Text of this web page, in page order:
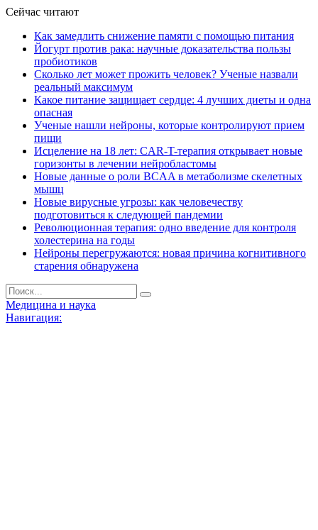
Сейчас читают
Как замедлить снижение памяти с помощью питания
Йогурт против рака: научные доказательства пользы
пробиотиков
Сколько лет может прожить человек? Ученые назвали
реальный максимум
Какое питание защищает сердце: 4 лучших диеты и одна
опасная
Ученые нашли нейроны, которые контролируют прием
пищи
Исцеление на 18 лет: CAR-T-терапия открывает новые
горизонты в лечении нейробластомы
Новые данные о роли BCAA в метаболизме скелетных
мышц
Новые вирусные угрозы: как человечеству
подготовиться к следующей пандемии
Революционная терапия: одно введение для контроля
холестерина на годы
Нейроны перегружаются: новая причина когнитивного
старения обнаружена
Медицина и наука
Навигация: